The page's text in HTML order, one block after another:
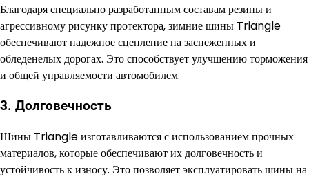
Благодаря специально разработанным составам резины и
агрессивному рисунку протектора, зимние шины Triangle
обеспечивают надежное сцепление на заснеженных и
обледенелых дорогах. Это способствует улучшению торможения
и общей управляемости автомобилем.
3. Долговечность
Шины Triangle изготавливаются с использованием прочных
материалов, которые обеспечивают их долговечность и
устойчивость к износу. Это позволяет эксплуатировать шины на